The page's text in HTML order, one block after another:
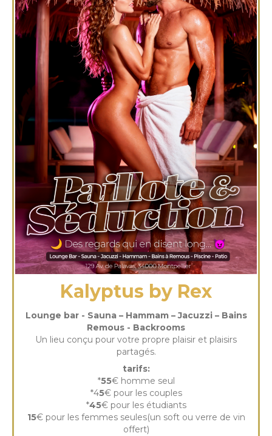
Kalyptus by Rex
Lounge bar - Sauna – Hammam – Jacuzzi – Bains
Remous - Backrooms
Un lieu conçu pour votre propre plaisir et plaisirs
partagés.
tarifs:
*55€ homme seul
*45€ pour les couples
*45€ pour les étudiants
15€ pour les femmes seules(un soft ou verre de vin
offert)